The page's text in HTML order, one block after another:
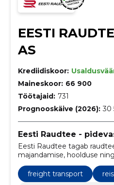
EESTI
AS
Krediidiskoor:
Maineskoor: 66 900
Töötajaid: 731
Prognooskäive (2026): 30
Eesti Raudtee -
Eesti Raudtee tagab
majandamise, hoolduse
liikluskorralduse.
freight transport